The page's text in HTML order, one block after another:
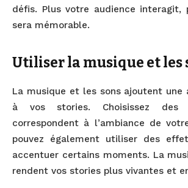
défis. Plus votre audience interagit,
sera mémorable.
Utiliser la musique et les
La musique et les sons ajoutent une
à vos stories. Choisissez des
correspondent à l’ambiance de
pouvez également utiliser des
accentuer certains moments. La
rendent vos stories plus vivantes et